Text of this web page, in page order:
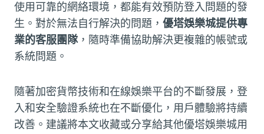
使用可靠的網絡環境，都能有效預防登入問題的發
生。對於無法自行解決的問題， 優塔娛樂城提供專
業的客服團隊，隨時準備協助解決更複雜的帳號或
系統問題。
隨著加密貨幣技術和在線娛樂平台的不斷發展，登
入和安全驗證系統也在不斷優化，用戶體驗將持續
改善。建議將本文收藏或分享給其他優塔娛樂城用